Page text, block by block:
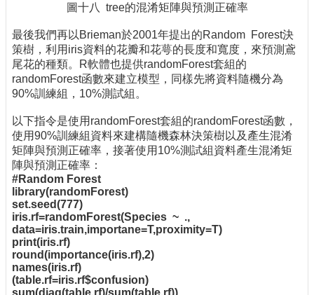
圖十八 tree的混淆矩陣與預測正確率
最後我們再以Brieman於2001年提出的Random Forest決
策樹，利用iris資料的花瓣和花萼的長度和寬度，來預測鳶
尾花的種類。R軟體也提供randomForest套組的
randomForest函數來建立模型，同樣先將資料隨機分為
90%訓練組，10%測試組。
以下指令是使用randomForest套組的randomForest函數，
使用90%訓練組資料來建構隨機森林決策樹以及產生混淆
矩陣與預測正確率，接著使用10%測試組資料產生混淆矩
陣與預測正確率：
#Random Forest
library(randomForest)
set.seed(777)
iris.rf=randomForest(Species ~ .,
data=iris.train,importane=T,proximity=T)
print(iris.rf)
round(importance(iris.rf),2)
names(iris.rf)
(table.rf=iris.rf$confusion)
sum(diag(table.rf)/sum(table.rf))